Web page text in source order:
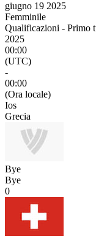
giugno 19 2025
Femminile
Qualificazioni - Primo
2025
00:00
(UTC)
-
00:00
(Ora locale)
Ios
Grecia
Bye
Bye
0